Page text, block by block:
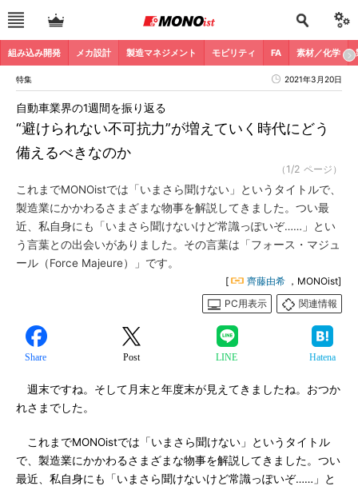
組み込み開発 メカ設計 製造マネジメント モビリティ FA 素材／化学
特集 2021年3月20日
“避けられない不可抗力”が増えていく時代にどう
備えるべきなのか
自動車業界の1週間を振り返る
（1/2 ページ）
これまでMONOistでは「いまさら聞けない」というタイトルで、
製造業にかかわるさまざまな物事を解説してきました。つい最
近、私自身にも「いまさら聞けないけど常識っぽいぞ……」とい
う言葉との出会いがありました。その言葉は「フォース・マジュ
ール（Force Majeure）」です。
[ 齊藤由希 ，MONOist]
PC用表示
関連情報
Share Post LINE Hatena
週末ですね。そして月末と年度末が見えてきましたね。おつか
れさまでした。
これまでMONOistでは「いまさら聞けない」というタイトル
で、製造業にかかわるさまざまな物事を解説してきました。つい
最近、私自身にも「いまさら聞けないけど常識っぽいぞ……」と